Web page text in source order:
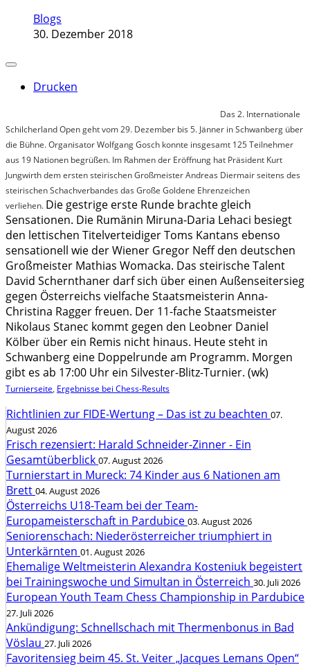
Blogs
30. Dezember 2018
Drucken
Das 2. Internationale
Schilcherland Open geht vom 29. Dezember bis 5. Jänner in Schwanberg über
die Bühne. Organisator Wolfgang Gosch konnte insgesamt 125 Teilnehmer
aus 19 Nationen begrüßen. Im Rahmen der Eröffnung hat Präsident Kurt
Jungwirth dem ersten steirischen Großmeister Andreas Diermair seitens des
steirischen Schachverbandes das Große Goldene Ehrenzeichen
verliehen. Die gestrige erste Runde brachte gleich
Sensationen. Die Rumänin Miruna-Daria Lehaci besiegt
den lettischen Titelverteidiger Toms Kantans ebenso
sensationell wie der Wiener Gregor Neff den deutschen
Großmeister Mathias Womacka. Das steirische Talent
David Schernthaner darf sich über einen Außenseitersieg
gegen Österreichs vielfache Staatsmeisterin Anna-
Christina Ragger freuen. Der 11-fache Staatsmeister
Nikolaus Stanec kommt gegen den Leobner Daniel
Kölber über ein Remis nicht hinaus. Heute steht in
Schwanberg eine Doppelrunde am Programm. Morgen
gibt es ab 17:00 Uhr ein Silvester-Blitz-Turnier. (wk)
Turnierseite, Ergebnisse bei Chess-Results
Richtlinien zur FIDE-Wertung – Das ist zu beachten 07.
August 2026
Frisch rezensiert: Harald Schneider-Zinner - Ein
Gesamtüberblick 07. August 2026
Turnierstart in Mureck: 74 Kinder aus 6 Nationen am
Brett 04. August 2026
Österreichs U18-Team bei der Team-
Europameisterschaft in Pardubice 03. August 2026
Seniorenschach: Niederösterreicher triumphiert in
Unterkärnten 01. August 2026
Ehemalige Weltmeisterin Alexandra Kosteniuk begeistert
bei Trainingswoche und Simultan in Österreich 30. Juli 2026
European Youth Team Chess Championship in Pardubice
27. Juli 2026
Ankündigung: Schnellschach mit Thermenbonus in Bad
Vöslau 27. Juli 2026
Favoritensieg beim 45. St. Veiter „Jacques Lemans Open“